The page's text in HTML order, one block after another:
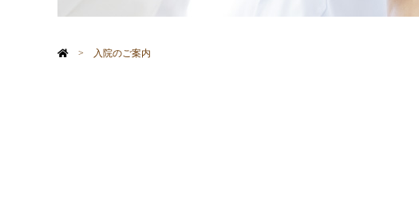
> 入院のご案内